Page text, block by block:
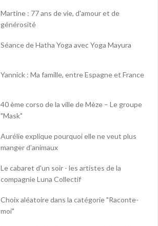
Martine : 77 ans de vie, d'amour et de
générosité
Séance de Hatha Yoga avec Yoga Mayura
Yannick : Ma famille, entre Espagne et France
40 ème corso de la ville de Mèze – Le groupe
"Mask"
Aurélie explique pourquoi elle ne veut plus
manger d’animaux
Le cabaret d'un soir - les artistes de la
compagnie Luna Collectif
Choix aléatoire dans la catégorie "Raconte-
moi"